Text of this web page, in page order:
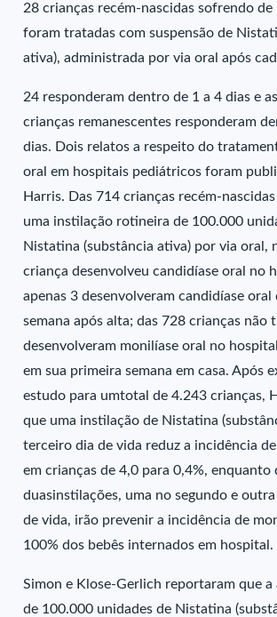
28 crianças recém-nascidas sofrendo de
foram tratadas com suspensão de
ativa), administrada por via oral após
24 responderam dentro de 1 a 4 dias e
crianças remanescentes responderam
dias. Dois relatos a respeito do
oral em hospitais pediátricos foram
Harris. Das 714 crianças recém-
uma instilação rotineira de 100.000
Nistatina (substância ativa) por via oral,
criança desenvolveu candidíase oral no
apenas 3 desenvolveram candidíase oral
semana após alta; das 728 crianças não
desenvolveram monilíase oral no
em sua primeira semana em casa. Após
estudo para umtotal de 4.243 crianças,
que uma instilação de Nistatina
terceiro dia de vida reduz a incidência de
em crianças de 4,0 para 0,4%, enquanto
duasinstilações, uma no segundo e
de vida, irão prevenir a incidência de
100% dos bebês internados em hospital.
Simon e Klose-Gerlich reportaram que
de 100.000 unidades de Nistatina